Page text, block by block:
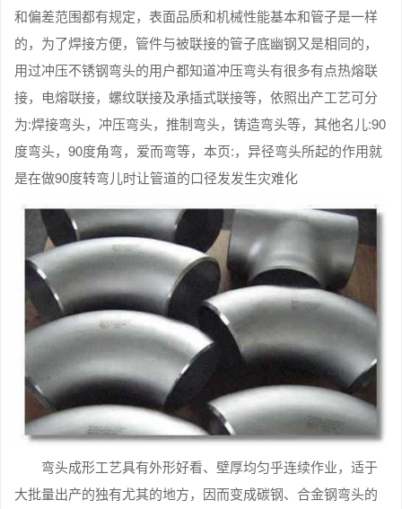
和偏差范围都有规定，表面品质和机械性能基本和管子是一样
的，为了焊接方便，管件与被联接的管子底幽钢又是相同的，
用过冲压不锈钢弯头的用户都知道冲压弯头有很多有点热熔联
接，电熔联接，螺纹联接及承插式联接等，依照出产工艺可分
为:焊接弯头，冲压弯头，推制弯头，铸造弯头等，其他名儿:90
度弯头，90度角弯，爱而弯等，本页:，异径弯头所起的作用就
是在做90度转弯儿时让管道的口径发发生灾难化
弯头成形工艺具有外形好看、壁厚均匀乎连续作业，适于
大批量出产的独有尤其的地方，因而变成碳钢、合金钢弯头的